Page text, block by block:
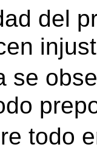
del
se
todo